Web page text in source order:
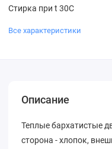
Стирка при t 30С
Все характеристики
Описание
Теплые бархатистые
сторона - хлопок,